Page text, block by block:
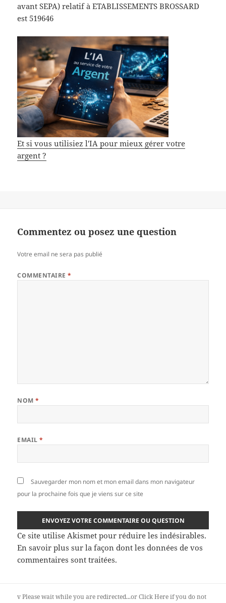
avant SEPA) relatif à ETABLISSEMENTS BROSSARD
est 519646
Et si vous utilisiez l'IA pour mieux gérer votre
argent ?
Commentez ou posez une question
Votre email ne sera pas publié
COMMENTAIRE*
NOM*
EMAIL*
Sauvegarder mon nom et mon email dans mon navigateur
pour la prochaine fois que je viens sur ce site
Ce site utilise Akismet pour réduire les indésirables.
En savoir plus sur la façon dont les données de vos
commentaires sont traitées.
vPlease wait while you are redirected...orClick Hereif you do not